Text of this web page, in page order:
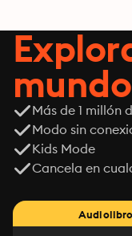
Más de 1 millón
Modo sin
Kids Mode
Cancela en